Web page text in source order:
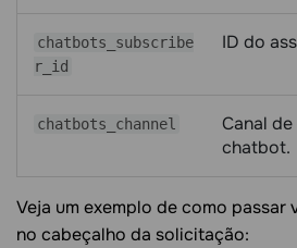
chatbots_subscribe
r_id
ID do
chatbots_channel
Canal
chatbot.
Veja um exemplo de como passar
no cabeçalho da solicitação: